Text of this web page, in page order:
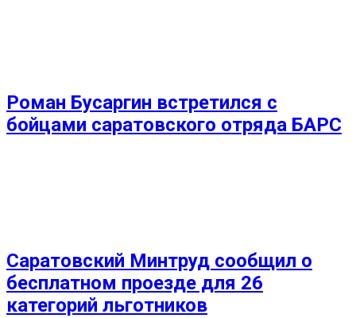
Роман Бусаргин встретился с
бойцами саратовского отряда БАРС
Саратовский Минтруд сообщил о
бесплатном проезде для 26
категорий льготников